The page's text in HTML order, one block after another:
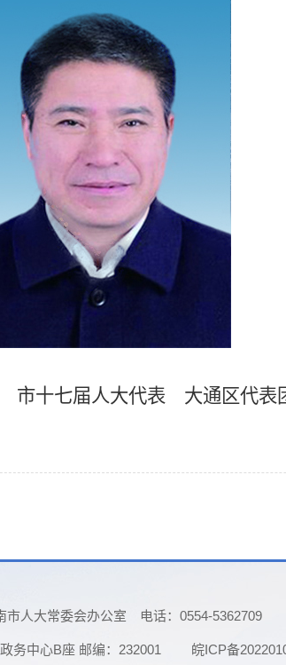
市十七届人大代表 大通区代表
市人大常委会办公室 电话：0554-5362709
务中心B座 邮编：232001 皖ICP备